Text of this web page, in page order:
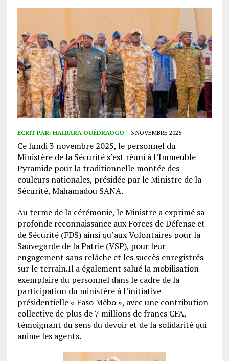
ECRIT PAR: HAÏDARA OUÉDRAOGO 3 NOVEMBRE 2025
Ce lundi 3 novembre 2025, le personnel du
Ministère de la Sécurité s’est réuni à l’Immeuble
Pyramide pour la traditionnelle montée des
couleurs nationales, présidée par le Ministre de la
Sécurité, Mahamadou SANA.
Au terme de la cérémonie, le Ministre a exprimé sa
profonde reconnaissance aux Forces de Défense et
de Sécurité (FDS) ainsi qu’aux Volontaires pour la
Sauvegarde de la Patrie (VSP), pour leur
engagement sans relâche et les succès enregistrés
sur le terrain.Il a également salué la mobilisation
exemplaire du personnel dans le cadre de la
participation du ministère à l’initiative
présidentielle « Faso Mêbo », avec une contribution
collective de plus de 7 millions de francs CFA,
témoignant du sens du devoir et de la solidarité qui
anime les agents.